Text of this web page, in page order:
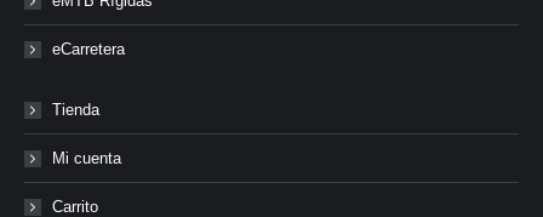
eCarretera
Tienda
Mi cuenta
Carrito